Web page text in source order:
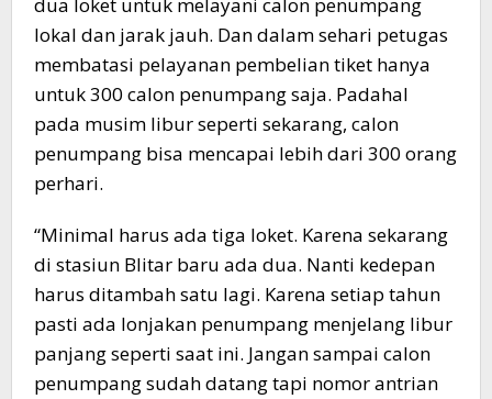
dua loket untuk melayani calon penumpang
lokal dan jarak jauh. Dan dalam sehari petugas
membatasi pelayanan pembelian tiket hanya
untuk 300 calon penumpang saja. Padahal
pada musim libur seperti sekarang, calon
penumpang bisa mencapai lebih dari 300 orang
perhari.
“Minimal harus ada tiga loket. Karena sekarang
di stasiun Blitar baru ada dua. Nanti kedepan
harus ditambah satu lagi. Karena setiap tahun
pasti ada lonjakan penumpang menjelang libur
panjang seperti saat ini. Jangan sampai calon
penumpang sudah datang tapi nomor antrian